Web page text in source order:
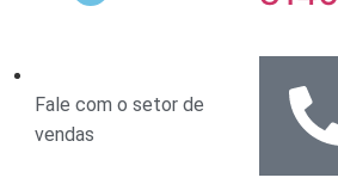
Fale com o setor de
vendas